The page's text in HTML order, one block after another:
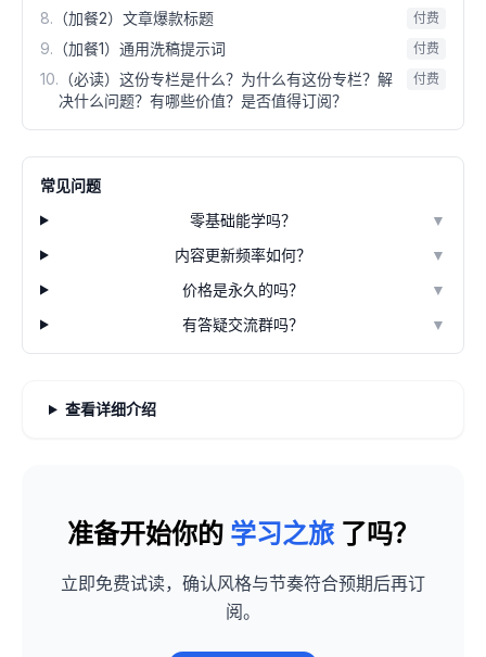
8. （加餐2）文章爆款标题 付费
9. （加餐1）通用洗稿提示词 付费
10. （必读）这份专栏是什么？为什么有这份专栏？解
决什么问题？有哪些价值？是否值得订阅？
付费
常见问题
零基础能学吗？
▼
内容更新频率如何？
▼
价格是永久的吗？
▼
有答疑交流群吗？
▼
查看详细介绍
准备开始你的 学习之旅 了吗？
立即免费试读，确认风格与节奏符合预期后再订
阅。